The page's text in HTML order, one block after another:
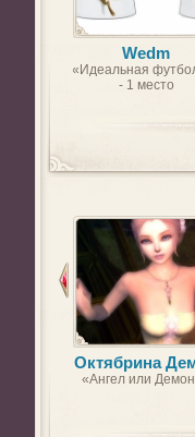
Wedm
«Идеальная
- 1 место
Октябрина
«Ангел или